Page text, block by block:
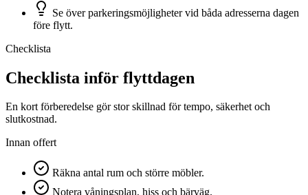
Se över parkeringsmöjligheter vid båda adresserna dagen
före flytt.
Checklista
Checklista inför flyttdagen
En kort förberedelse gör stor skillnad för tempo, säkerhet och
slutkostnad.
Innan offert
Räkna antal rum och större möbler.
Notera våningsplan, hiss och bärväg.